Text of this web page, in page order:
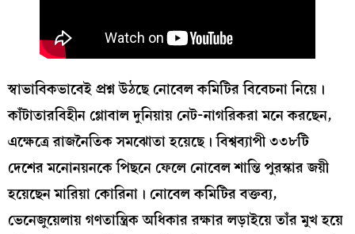
স্বাভাবিকভাবেই প্রশ্ন উঠছে নোবেল কমিটির বিবেচনা নিয়ে।
কাঁটাতারবিহীন গ্লোবাল দুনিয়ায় নেট-নাগরিকরা মনে করছেন,
এক্ষেত্রে রাজনৈতিক সমঝোতা হয়েছে। বিশ্বব্যাপী ৩৩৮টি
দেশের মনোনয়নকে পিছনে ফেলে নোবেল শান্তি পুরস্কার জয়ী
হয়েছেন মারিয়া কোরিনা। নোবেল কমিটির বক্তব্য,
ভেনেজুয়েলায় গণতান্ত্রিক অধিকার রক্ষার লড়াইয়ে তাঁর মুখ হয়ে